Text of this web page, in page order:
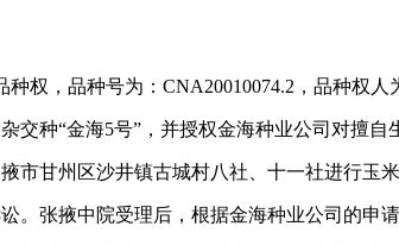
，品种号为：CNA20010074.2，品种权人
交种“金海5号”，并授权金海种业公司对擅
市甘州区沙井镇古城村八社、十一社进行玉
。张掖中院受理后，根据金海种业公司的申